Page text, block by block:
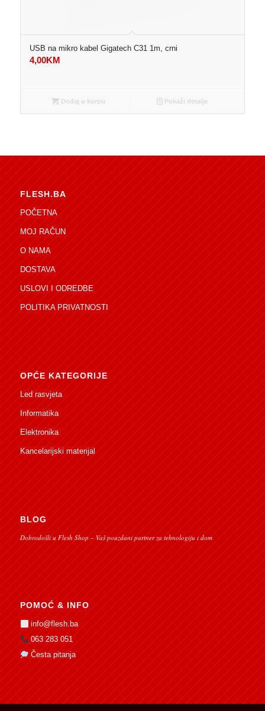
USB na mikro kabel Gigatech C31 1m, crni
4,00KM
Dodaj u korpu Pokaži detalje
FLESH.BA
POČETNA
MOJ RAČUN
O NAMA
DOSTAVA
USLOVI I ODREDBE
POLITIKA PRIVATNOSTI
OPĆE KATEGORIJE
Led rasvjeta
Informatika
Elektronika
Kancelarijski materijal
BLOG
Dobrodošli u Flesh Shop – Vaš pouzdani partner za tehnologiju i dom
POMOĆ & INFO
info@flesh.ba
063 283 051
Česta pitanja